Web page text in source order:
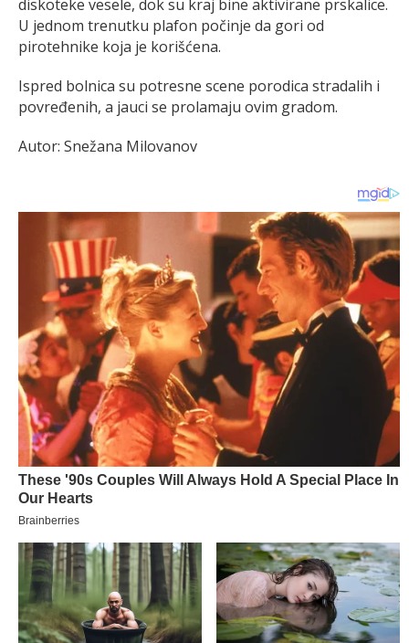
diskoteke vesele, dok su kraj bine aktivirane prskalice.
U jednom trenutku plafon počinje da gori od
pirotehnike koja je korišćena.
Ispred bolnica su potresne scene porodica stradalih i
povređenih, a jauci se prolamaju ovim gradom.
Autor: Snežana Milovanov